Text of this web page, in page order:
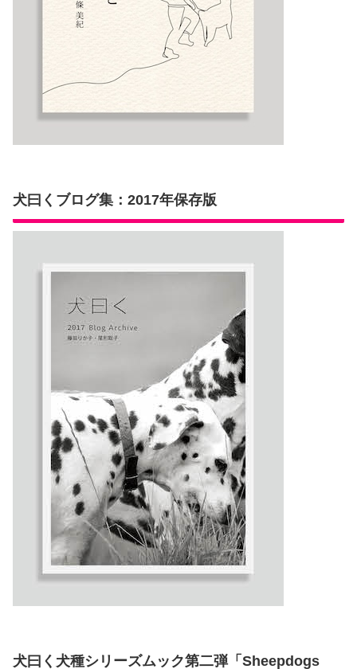
犬曰くブログ集：2017年保存版
犬曰く犬種シリーズムック第二弾「Sheepdogs